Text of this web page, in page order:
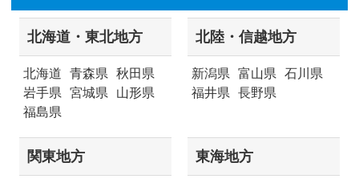
北海道・東北地方
北海道 青森県
秋田県
岩手県
宮城県
山形県
福島県
北陸・信越地方
新潟県 富山県
石川県
福井県
長野県
関東地方 東海地方